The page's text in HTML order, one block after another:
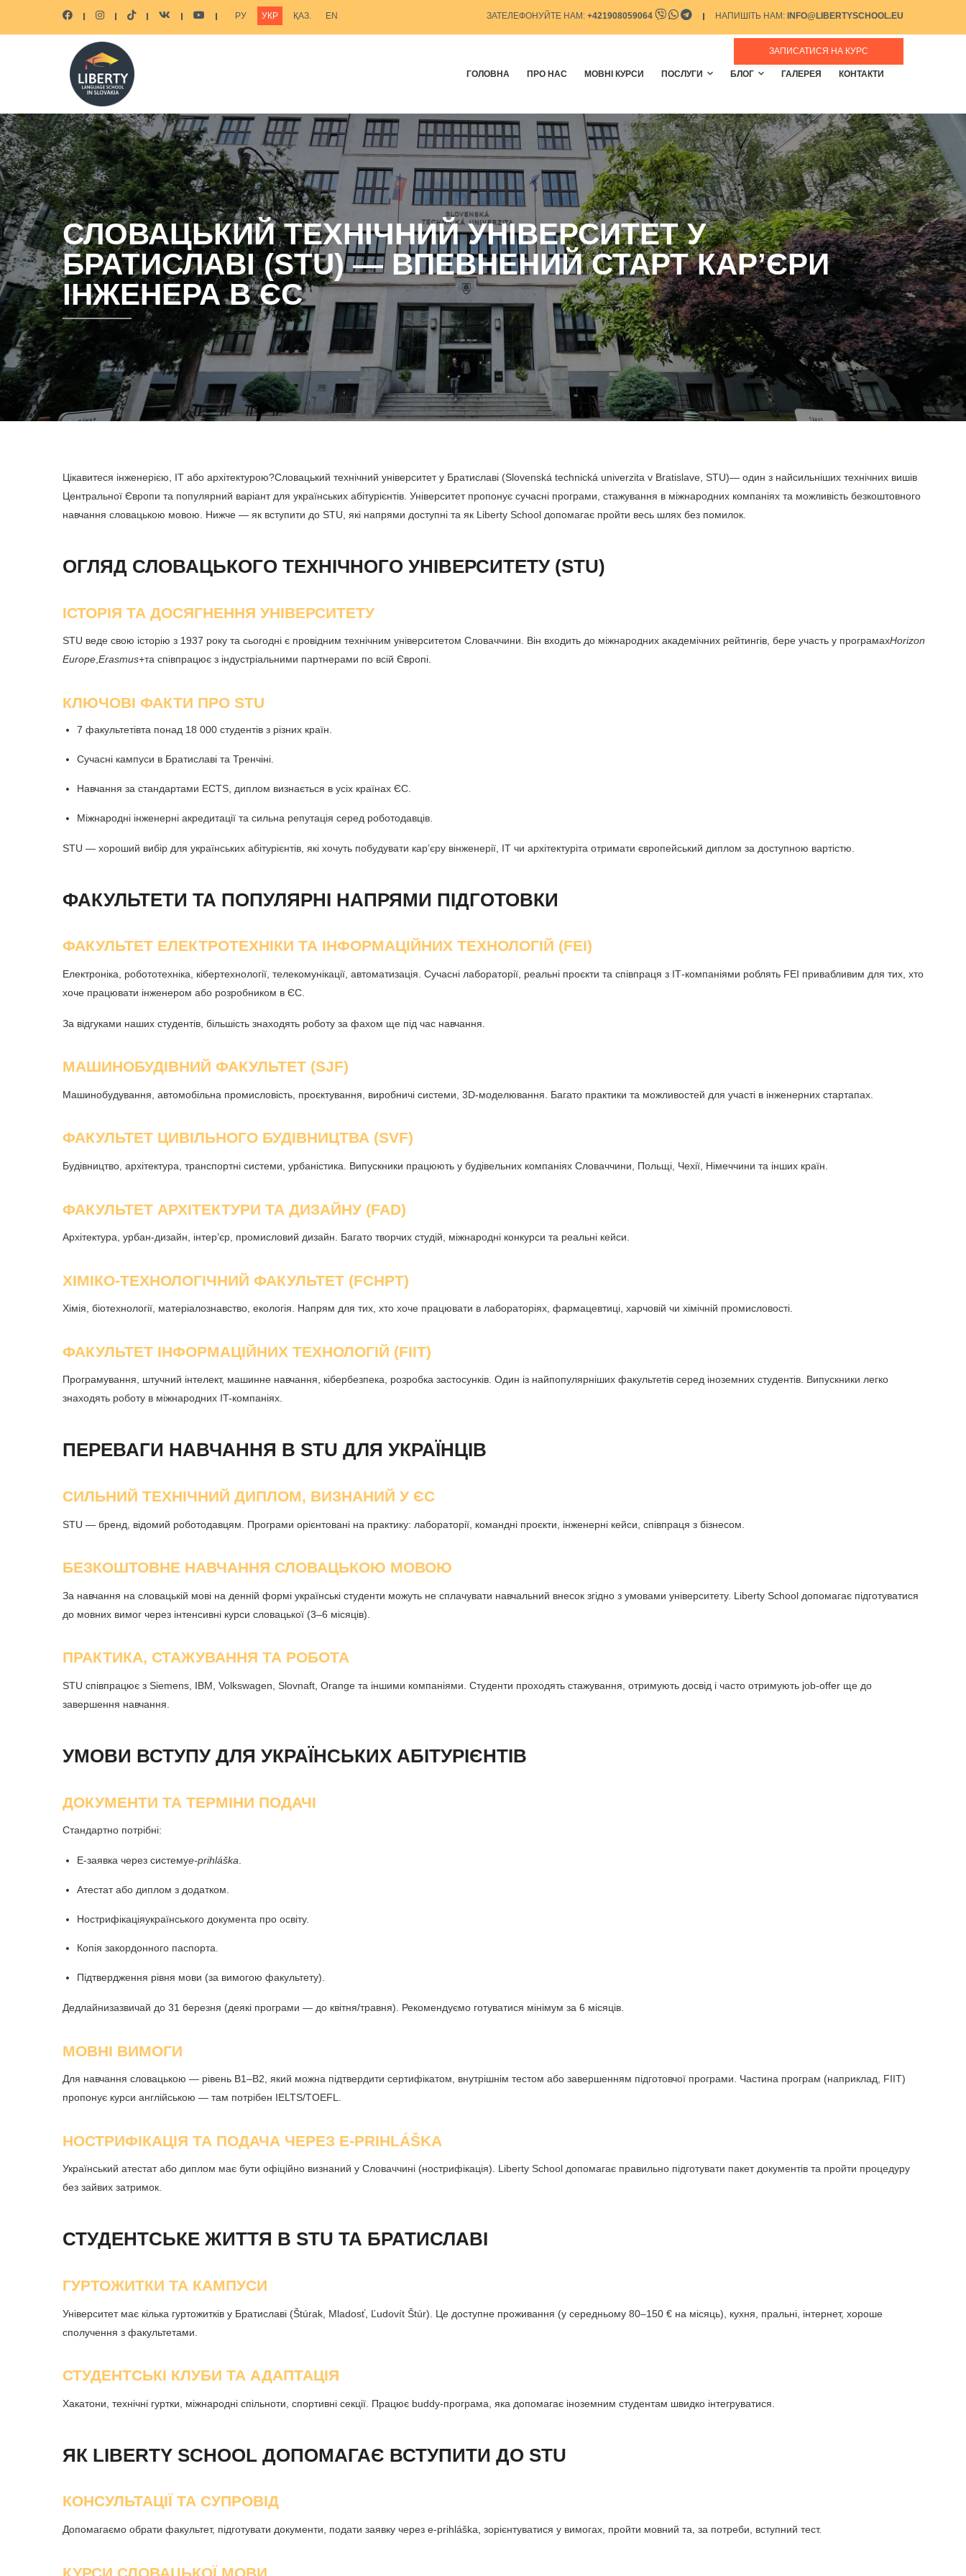
РУ УКР ҚАЗ. EN ЗАТЕЛЕФОНУЙТЕ НАМ: +421908059064 НАПИШІТЬ НАМ: INFO@LIBERTYSCHOOL.EU
ЗАПИСАТИСЯ НА КУРС
ГОЛОВНА ПРО НАС МОВНІ КУРСИ ПОСЛУГИ БЛОГ ГАЛЕРЕЯ КОНТАКТИ
СЛОВАЦЬКИЙ ТЕХНІЧНИЙ УНІВЕРСИТЕТ У
БРАТИСЛАВІ (STU) — ВПЕВНЕНИЙ СТАРТ КАР’ЄРИ
ІНЖЕНЕРА В ЄС
Цікавитеся інженерією, IT або архітектурою?Словацький технічний університет у Братиславі (Slovenská technická univerzita v Bratislave, STU)— один з найсильніших технічних вишів
Центральної Європи та популярний варіант для українських абітурієнтів. Університет пропонує сучасні програми, стажування в міжнародних компаніях та можливість безкоштовного
навчання словацькою мовою. Нижче — як вступити до STU, які напрями доступні та як Liberty School допомагає пройти весь шлях без помилок.
ОГЛЯД СЛОВАЦЬКОГО ТЕХНІЧНОГО УНІВЕРСИТЕТУ (STU)
ІСТОРІЯ ТА ДОСЯГНЕННЯ УНІВЕРСИТЕТУ
STU веде свою історію з 1937 року та сьогодні є провідним технічним університетом Словаччини. Він входить до міжнародних академічних рейтингів, бере участь у програмахHorizon
Europe Erasmus+та співпрацює з індустріальними партнерами по всій Європі.
КЛЮЧОВІ ФАКТИ ПРО STU
7 факультетівта понад 18 000 студентів з різних країн.
Сучасні кампуси в Братиславі та Тренчіні.
Навчання за стандартами ECTS, диплом визнається в усіх країнах ЄС.
Міжнародні інженерні акредитації та сильна репутація серед роботодавців.
STU — хороший вибір для українських абітурієнтів, які хочуть побудувати кар’єру вінженерії, ІТ чи архітектуріта отримати європейський диплом за доступною вартістю.
ФАКУЛЬТЕТИ ТА ПОПУЛЯРНІ НАПРЯМИ ПІДГОТОВКИ
ФАКУЛЬТЕТ ЕЛЕКТРОТЕХНІКИ ТА ІНФОРМАЦІЙНИХ ТЕХНОЛОГІЙ (FEI)
Електроніка, робототехніка, кібертехнології, телекомунікації, автоматизація. Сучасні лабораторії, реальні проєкти та співпраця з ІТ-компаніями роблять FEI привабливим для тих, хто
хоче працювати інженером або розробником в ЄС.
За відгуками наших студентів, більшість знаходять роботу за фахом ще під час навчання.
МАШИНОБУДІВНИЙ ФАКУЛЬТЕТ (SJF)
Машинобудування, автомобільна промисловість, проєктування, виробничі системи, 3D-моделювання. Багато практики та можливостей для участі в інженерних стартапах.
ФАКУЛЬТЕТ ЦИВІЛЬНОГО БУДІВНИЦТВА (SVF)
Будівництво, архітектура, транспортні системи, урбаністика. Випускники працюють у будівельних компаніях Словаччини, Польщі, Чехії, Німеччини та інших країн.
ФАКУЛЬТЕТ АРХІТЕКТУРИ ТА ДИЗАЙНУ (FAD)
Архітектура, урбан-дизайн, інтер’єр, промисловий дизайн. Багато творчих студій, міжнародні конкурси та реальні кейси.
ХІМІКО-ТЕХНОЛОГІЧНИЙ ФАКУЛЬТЕТ (FCHPT)
Хімія, біотехнології, матеріалознавство, екологія. Напрям для тих, хто хоче працювати в лабораторіях, фармацевтиці, харчовій чи хімічній промисловості.
ФАКУЛЬТЕТ ІНФОРМАЦІЙНИХ ТЕХНОЛОГІЙ (FIIT)
Програмування, штучний інтелект, машинне навчання, кібербезпека, розробка застосунків. Один із найпопулярніших факультетів серед іноземних студентів. Випускники легко
знаходять роботу в міжнародних IT-компаніях.
ПЕРЕВАГИ НАВЧАННЯ В STU ДЛЯ УКРАЇНЦІВ
СИЛЬНИЙ ТЕХНІЧНИЙ ДИПЛОМ, ВИЗНАНИЙ У ЄС
STU — бренд, відомий роботодавцям. Програми орієнтовані на практику: лабораторії, командні проєкти, інженерні кейси, співпраця з бізнесом.
БЕЗКОШТОВНЕ НАВЧАННЯ СЛОВАЦЬКОЮ МОВОЮ
За навчання на словацькій мові на денній формі українські студенти можуть не сплачувати навчальний внесок згідно з умовами університету. Liberty School допомагає підготуватися
до мовних вимог через інтенсивні курси словацької (3–6 місяців).
ПРАКТИКА, СТАЖУВАННЯ ТА РОБОТА
STU співпрацює з Siemens, IBM, Volkswagen, Slovnaft, Orange та іншими компаніями. Студенти проходять стажування, отримують досвід і часто отримують job-offer ще до
завершення навчання.
УМОВИ ВСТУПУ ДЛЯ УКРАЇНСЬКИХ АБІТУРІЄНТІВ
ДОКУМЕНТИ ТА ТЕРМІНИ ПОДАЧІ
Стандартно потрібні:
Е-заявка через системуe-prihláška
Атестат або диплом з додатком.
Нострифікаціяукраїнського документа про освіту.
Копія закордонного паспорта.
Підтвердження рівня мови (за вимогою факультету).
Дедлайнизазвичай до 31 березня (деякі програми — до квітня/травня). Рекомендуємо готуватися мінімум за 6 місяців.
МОВНІ ВИМОГИ
Для навчання словацькою — рівень B1–B2, який можна підтвердити сертифікатом, внутрішнім тестом або завершенням підготовчої програми. Частина програм (наприклад, FIIT)
пропонує курси англійською — там потрібен IELTS/TOEFL.
НОСТРИФІКАЦІЯ ТА ПОДАЧА ЧЕРЕЗ E-PRIHLÁŠKA
Український атестат або диплом має бути офіційно визнаний у Словаччині (нострифікація). Liberty School допомагає правильно підготувати пакет документів та пройти процедуру
без зайвих затримок.
СТУДЕНТСЬКЕ ЖИТТЯ В STU ТА БРАТИСЛАВІ
ГУРТОЖИТКИ ТА КАМПУСИ
Університет має кілька гуртожитків у Братиславі (Štúrak, Mladosť, Ľudovít Štúr). Це доступне проживання (у середньому 80–150 € на місяць), кухня, пральні, інтернет, хороше
сполучення з факультетами.
СТУДЕНТСЬКІ КЛУБИ ТА АДАПТАЦІЯ
Хакатони, технічні гуртки, міжнародні спільноти, спортивні секції. Працює buddy-програма, яка допомагає іноземним студентам швидко інтегруватися.
ЯК LIBERTY SCHOOL ДОПОМАГАЄ ВСТУПИТИ ДО STU
КОНСУЛЬТАЦІЇ ТА СУПРОВІД
Допомагаємо обрати факультет, підготувати документи, подати заявку через e-prihláška, зорієнтуватися у вимогах, пройти мовний та, за потреби, вступний тест.
КУРСИ СЛОВАЦЬКОЇ МОВИ